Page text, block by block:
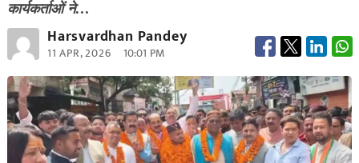
कार्यकर्ताओं ने…
Harsvardhan Pandey
11 APR, 2026 10:01 PM